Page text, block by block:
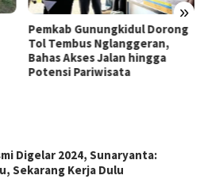
»
Pemkab Gunungkidul Dorong
Tol Tembus Nglanggeran,
Bahas Akses Jalan hingga
Potensi Pariwisata
Digelar 2024, Sunaryanta:
Sekarang Kerja Dulu